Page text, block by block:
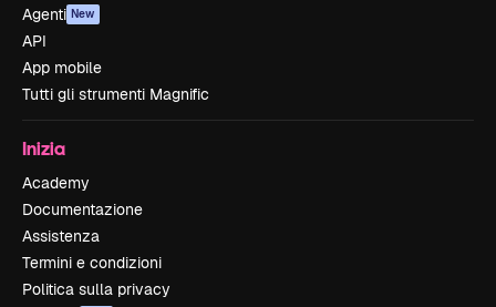
Agenti New
API
App mobile
Tutti gli strumenti Magnific
Inizia
Academy
Documentazione
Assistenza
Termini e condizioni
Politica sulla privacy